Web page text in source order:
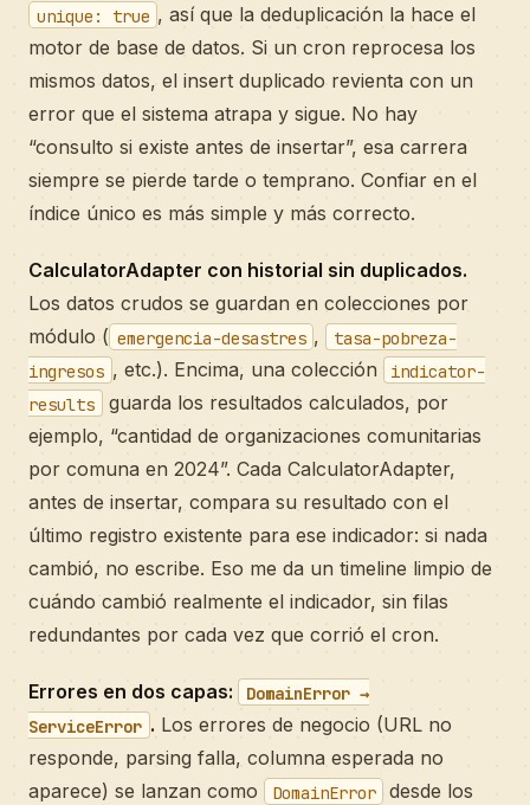
unique: true , así que la deduplicación la hace el
motor de base de datos. Si un cron reprocesa los
mismos datos, el insert duplicado revienta con un
error que el sistema atrapa y sigue. No hay
“consulto si existe antes de insertar”, esa carrera
siempre se pierde tarde o temprano. Confiar en el
índice único es más simple y más correcto.
CalculatorAdapter con historial sin duplicados.
Los datos crudos se guardan en colecciones por
módulo ( emergencia-desastres ,
tasa-pobreza-
ingresos , etc.). Encima, una colección
indicator-
results
guarda los resultados calculados, por
ejemplo, “cantidad de organizaciones comunitarias
por comuna en 2024”. Cada CalculatorAdapter,
antes de insertar, compara su resultado con el
último registro existente para ese indicador: si nada
cambió, no escribe. Eso me da un timeline limpio de
cuándo cambió realmente el indicador, sin filas
redundantes por cada vez que corrió el cron.
Errores en dos capas:
DomainError →
ServiceError . Los errores de negocio (URL no
responde, parsing falla, columna esperada no
aparece) se lanzan como
DomainError
desde los